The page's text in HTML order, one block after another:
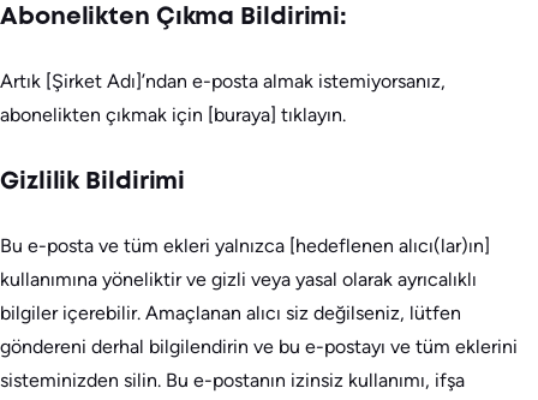
Abonelikten Çıkma Bildirimi:
Artık [Şirket Adı]’ndan e-posta almak istemiyorsanız,
abonelikten çıkmak için [buraya] tıklayın.
Gizlilik Bildirimi
Bu e-posta ve tüm ekleri yalnızca [hedeflenen alıcı(lar)ın]
kullanımına yöneliktir ve gizli veya yasal olarak ayrıcalıklı
bilgiler içerebilir. Amaçlanan alıcı siz değilseniz, lütfen
göndereni derhal bilgilendirin ve bu e-postayı ve tüm eklerini
sisteminizden silin. Bu e-postanın izinsiz kullanımı, ifşa